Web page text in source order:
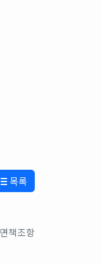
목록
면책조항